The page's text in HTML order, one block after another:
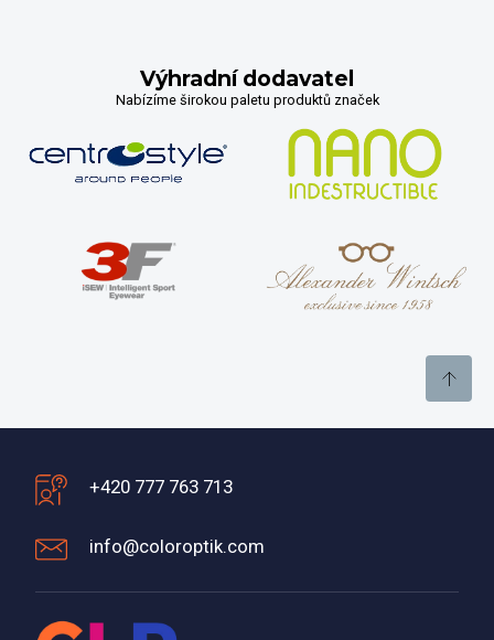
Výhradní dodavatel
Nabízíme širokou paletu produktů značek
+420 777 763 713
info@coloroptik.com